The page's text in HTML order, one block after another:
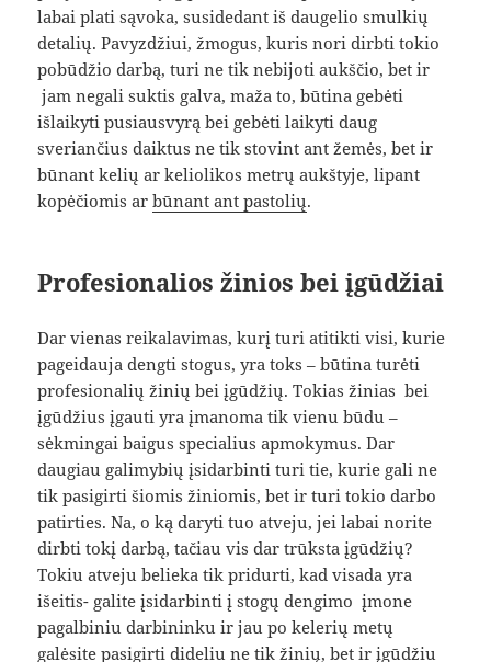
labai plati sąvoka, susidedant iš daugelio smulkių
detalių. Pavyzdžiui, žmogus, kuris nori dirbti tokio
pobūdžio darbą, turi ne tik nebijoti aukščio, bet ir
jam negali suktis galva, maža to, būtina gebėti
išlaikyti pusiausvyrą bei gebėti laikyti daug
sveriančius daiktus ne tik stovint ant žemės, bet ir
būnant kelių ar keliolikos metrų aukštyje, lipant
kopėčiomis arbūnant ant pastolių.
Profesionalios žinios bei įgūdžiai
Dar vienas reikalavimas, kurį turi atitikti visi, kurie
pageidauja dengti stogus, yra toks – būtina turėti
profesionalių žinių bei įgūdžių. Tokias žinias bei
įgūdžius įgauti yra įmanoma tik vienu būdu –
sėkmingai baigus specialius apmokymus. Dar
daugiau galimybių įsidarbinti turi tie, kurie gali ne
tik pasigirti šiomis žiniomis, bet ir turi tokio darbo
patirties. Na, o ką daryti tuo atveju, jei labai norite
dirbti tokį darbą, tačiau vis dar trūksta įgūdžių?
Tokiu atveju belieka tik pridurti, kad visada yra
išeitis- galite įsidarbinti į stogų dengimo įmone
pagalbiniu darbininku ir jau po kelerių metų
galėsite pasigirti dideliu ne tik žinių, bet ir įgūdžiu